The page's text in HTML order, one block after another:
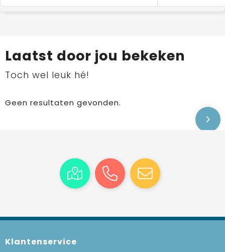
Laatst door jou bekeken
Toch wel leuk hé!
Geen resultaten gevonden.
Klantenservice